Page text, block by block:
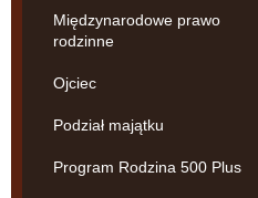
Międzynarodowe prawo
rodzinne
Ojciec
Podział majątku
Program Rodzina 500 Plus